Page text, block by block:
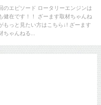
のエピソード ロータリーエンジンは
健在です！！ ざーます取材ちゃんね
もっと見たい方はこちら↓! ざーます
ちゃんねる...